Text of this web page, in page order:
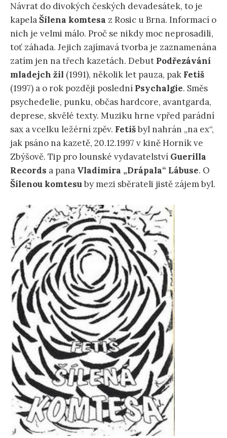
Návrat do divokých českých devadesátek, to je
kapelaŠílena komtesa z Rosic u Brna. Informací o
nich je velmi málo. Proč se nikdy moc neprosadili,
toť záhada. Jejich zajímavá tvorba je zaznamenána
zatím jen na třech kazetách. Debut Podřezávání
mladejch žil (1991), několik let pauza, pak Fetiš
(1997) a o rok později poslední Psychalgie. Směs
psychedelie, punku, občas hardcore, avantgarda,
deprese, skvělé texty. Muziku hrne vpřed parádní
sax a vcelku ležérní zpěv. Fetišbyl nahrán „na ex“,
jak psáno na kazetě, 20.12.1997 v kině Horník ve
Zbýšově. Tip pro lounské vydavatelství Guerilla
Records a pana Vladimíra „Drápala“ Lábuse. O
Šílenou komtesuby mezi sběrateli jistě zájem byl.